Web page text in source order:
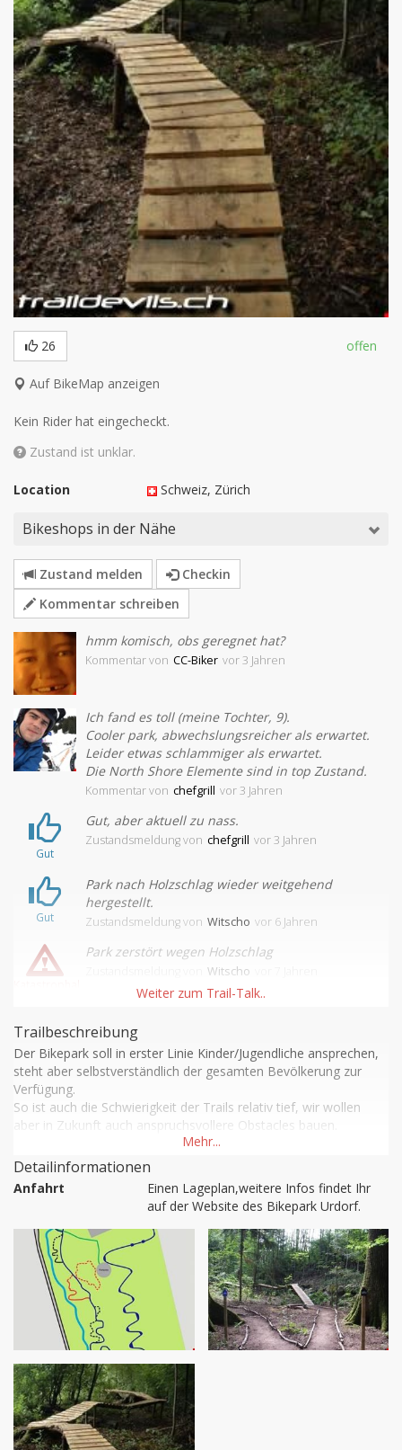
26 offen
Auf BikeMap anzeigen
Kein Rider hat eingecheckt.
Zustand ist unklar.
Location Schweiz, Zürich
Bikeshops in der Nähe
Zustand melden
Checkin
Kommentar schreiben
hmm komisch, obs geregnet hat?
Kommentarvon CC-Biker vor 3 Jahren
Ich fand es toll (meine Tochter, 9).
Cooler park, abwechslungsreicher als erwartet.
Leider etwas schlammiger als erwartet.
Die North Shore Elemente sind in top Zustand.
Kommentarvon chefgrill vor 3 Jahren
Gut
Gut, aber aktuell zu nass.
Zustandsmeldungvon chefgrill vor 3 Jahren
Gut
Park nach Holzschlag wieder weitgehend
hergestellt.
Zustandsmeldungvon Witscho vor 6 Jahren
Park zerstört wegen Holzschlag
Witscho
Trailbeschreibung
Der Bikepark soll in erster Linie Kinder/Jugendliche ansprechen,
steht aber selbstverständlich der gesamten Bevölkerung zur
Verfügung.
So ist auch die Schwierigkeit der Trails relativ tief, wir wollen
aber in Zukunft auch anspruchsvollere Obstacles bauen.
Im Endausbau wird der Bikepark aus einem Rundkurs von ca.
900 m Länge mit verschiedenen Hindernissen, einer Nortshore-
Sektion, einer Dirtline und einem Technikpark mit verschiedenen
Hindernissen bestehen.
In einer ersten Bauphase ist bis zur Eröffnung am 27. August
2006 wurde die Rundstrecke mit verschiedenen Northshores für
die Kinder fertig gebaut.
Nach eines sehr langen, fast 2 jährigen Baustops soll nun im
September entlich die Dirtline fertiggestellt werden,
gebaut und als Letztes der Technikpark.
Wichtig: Der Park ist noch nicht fertig gebaut wie gesagt eher ein
Beginner-Park. Die jüngener Benützer des Parks werden sich
Detailinformationen
Anfahrt
Einen Lageplan,weitere Infos findet Ihr
auf der Website des Bikepark Urdorf.